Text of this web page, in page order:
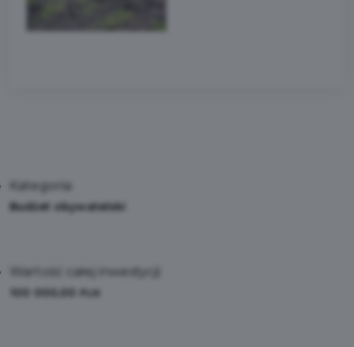
Kategoria:
Budżet obywatelski
Wartość całej inwestycji:
100 000,00